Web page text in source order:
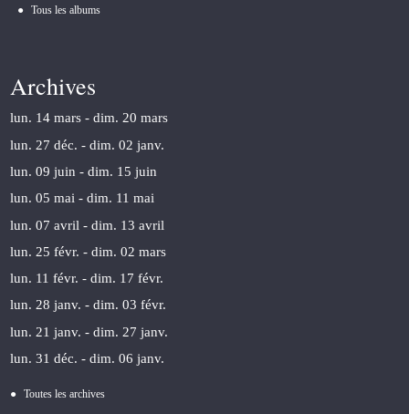
Tous les albums
Archives
lun. 14 mars - dim. 20 mars
lun. 27 déc. - dim. 02 janv.
lun. 09 juin - dim. 15 juin
lun. 05 mai - dim. 11 mai
lun. 07 avril - dim. 13 avril
lun. 25 févr. - dim. 02 mars
lun. 11 févr. - dim. 17 févr.
lun. 28 janv. - dim. 03 févr.
lun. 21 janv. - dim. 27 janv.
lun. 31 déc. - dim. 06 janv.
Toutes les archives